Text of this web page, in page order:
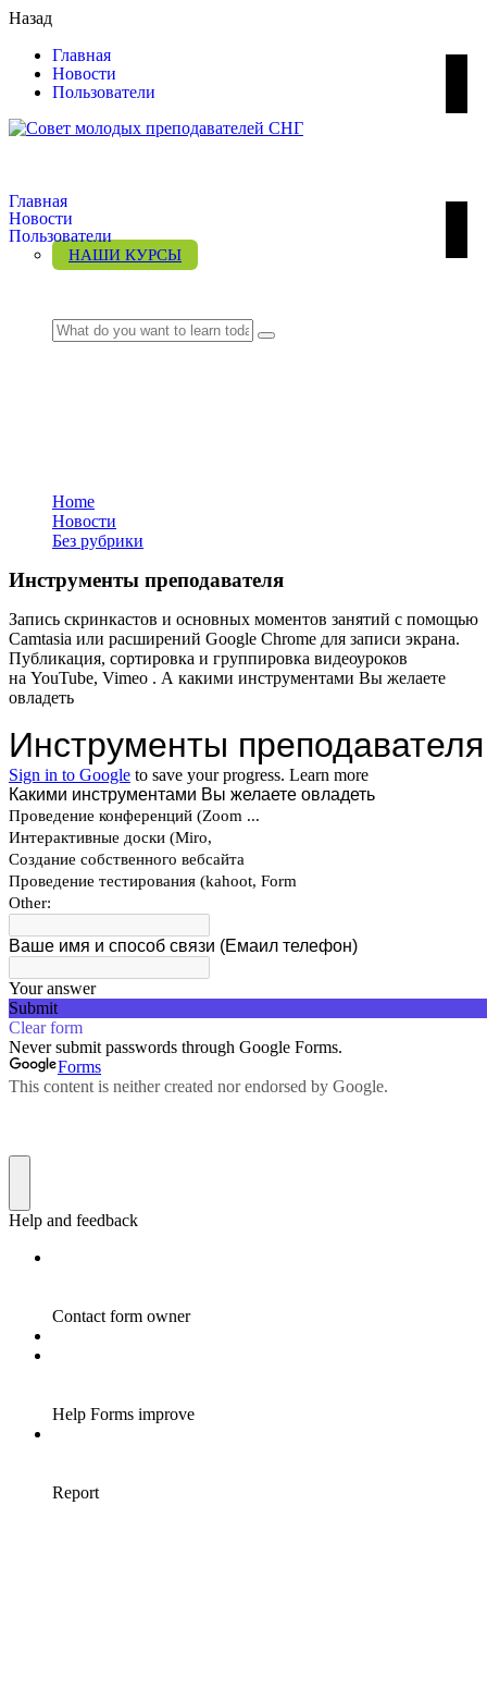
Назад
Главная
Новости
Пользователи
Главная
Новости
Пользователи
НАШИ КУРСЫ
Home
Новости
Без рубрики
Инструменты преподавателя
Запись скринкастов и основных моментов занятий с помощью
Camtasia или расширений Google Chrome для записи экрана.
Публикация, сортировка и группировка видеоуроков
на YouTube, Vimeo . А какими инструментами Вы желаете
овладеть